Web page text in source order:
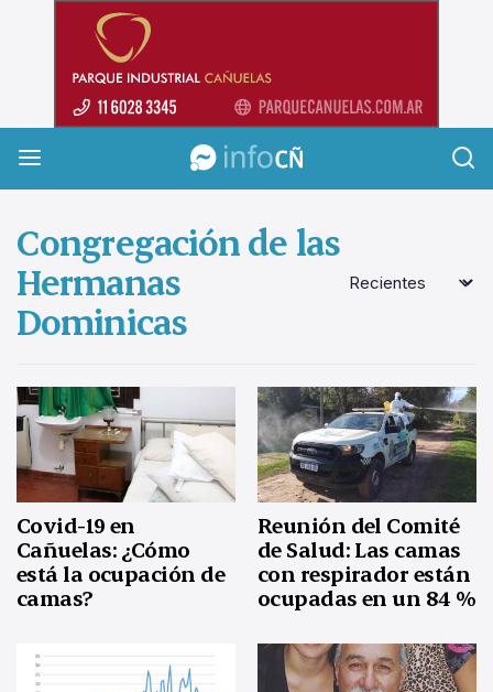
Congregación de las
Hermanas
Dominicas
Covid-19 en
Cañuelas: ¿Cómo
está la ocupación de
camas?
Reunión del Comité
de Salud: Las camas
con respirador están
ocupadas en un 84 %